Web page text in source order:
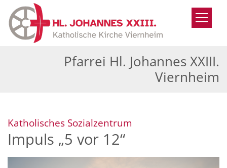
Zum Inhalt springen
Pfarrei Hl. Johannes XXIII.
Viernheim
Katholisches Sozialzentrum
Impuls „5 vor 12“